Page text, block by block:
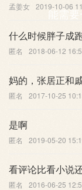
能需
孟姜女 2019-10-06
什么时候胖子成
匿名 2018-06-12
妈的，张居正和
匿名 2017-10-25
是啊
匿名 2019-05-20
看评论比看小说
匿名 2016-06-25